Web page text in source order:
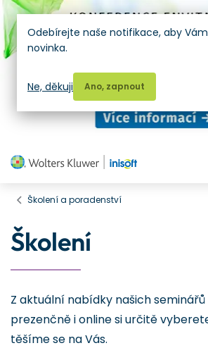
Školení a poradenství
Školení
Z aktuální nabídky našich
prezenčně i online si určitě
těšíme se na Vás.
Odebírejte naše notifikace, aby
novinka.
Ano, zapnout
Ne, děkuji